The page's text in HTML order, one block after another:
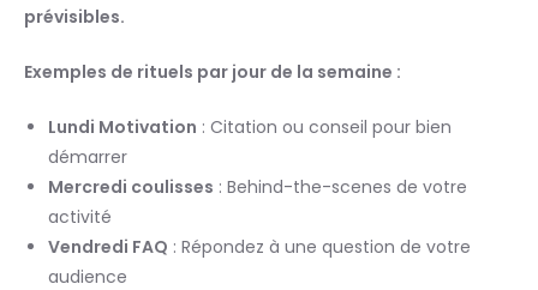
prévisibles.
Exemples de rituels par jour de la semaine :
Lundi Motivation : Citation ou conseil pour bien
démarrer
Mercredi coulisses : Behind-the-scenes de votre
activité
Vendredi FAQ : Répondez à une question de votre
audience